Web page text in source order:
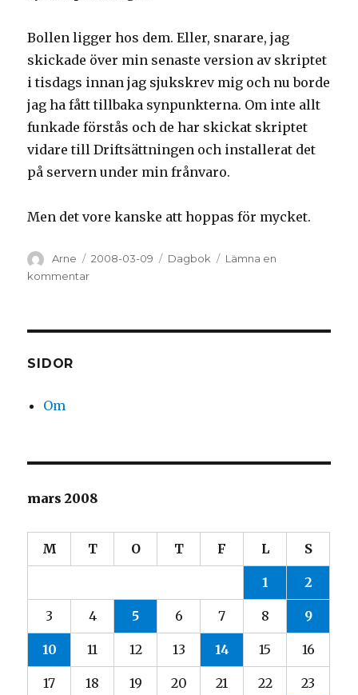
Bollen ligger hos dem. Eller, snarare, jag
skickade över min senaste version av skriptet
i tisdags innan jag sjukskrev mig och nu borde
jag ha fått tillbaka synpunkterna. Om inte allt
funkade förstås och de har skickat skriptet
vidare till Driftsättningen och installerat det
på servern under min frånvaro.
Men det vore kanske att hoppas för mycket.
Författare
Arne Postat
2008-03-09 Kategorier
Dagbok
Lämna en
kommentar
SIDOR
Om
mars 2008
M T O T F L S
1 2
3 4 5 6 7 8 9
10 11 12 13 14 15 16
17 18 19 20 21 22 23